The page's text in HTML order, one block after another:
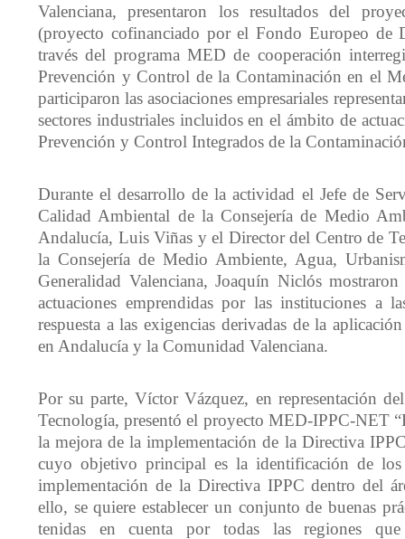
Valenciana, presentaron los resultados del
(proyecto cofinanciado por el Fondo Europeo de
través del programa MED de cooperación
Prevención y Control de la Contaminación en el
participaron las asociaciones empresariales
sectores industriales incluidos en el ámbito de
Prevención y Control Integrados de la
Durante el desarrollo de la actividad el Jefe de
Calidad Ambiental de la Consejería de Medio
Andalucía, Luis Viñas y el Director del Centro de
la Consejería de Medio Ambiente, Agua,
Generalidad Valenciana, Joaquín Niclós
actuaciones emprendidas por las instituciones a
respuesta a las exigencias derivadas de la
en Andalucía y la Comunidad Valenciana.
Por su parte, Víctor Vázquez, en representación
Tecnología, presentó el proyecto MED-IPPC-NET
la mejora de la implementación de la Directiva
cuyo objetivo principal es la identificación de los
implementación de la Directiva IPPC dentro del
ello, se quiere establecer un conjunto de buenas
tenidas en cuenta por todas las regiones